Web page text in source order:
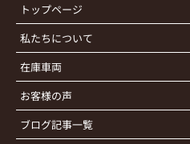
トップページ
私たちについて
在庫車両
お客様の声
ブログ記事一覧